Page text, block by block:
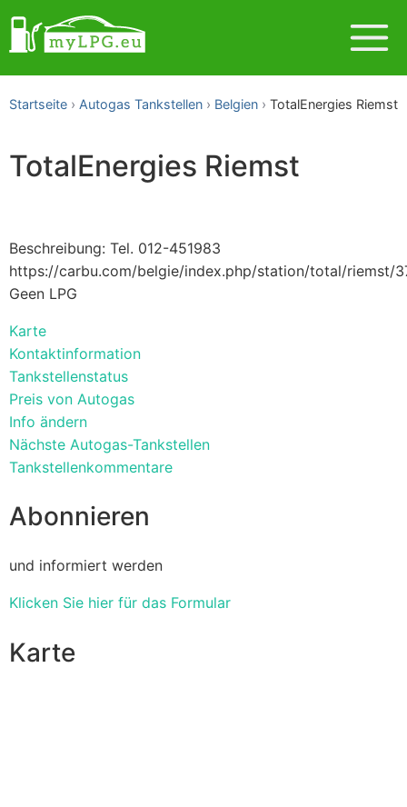
Startseite Autogas Tankstellen Belgien TotalEnergies Riemst
TotalEnergies Riemst
Beschreibung: Tel. 012-451983
https://carbu.com/belgie/index.php/station/total/riemst/
Geen LPG
Karte
Kontaktinformation
Tankstellenstatus
Preis von Autogas
Info ändern
Nächste Autogas-Tankstellen
Tankstellenkommentare
Abonnieren
und informiert werden
Klicken Sie hier für das Formular
Karte